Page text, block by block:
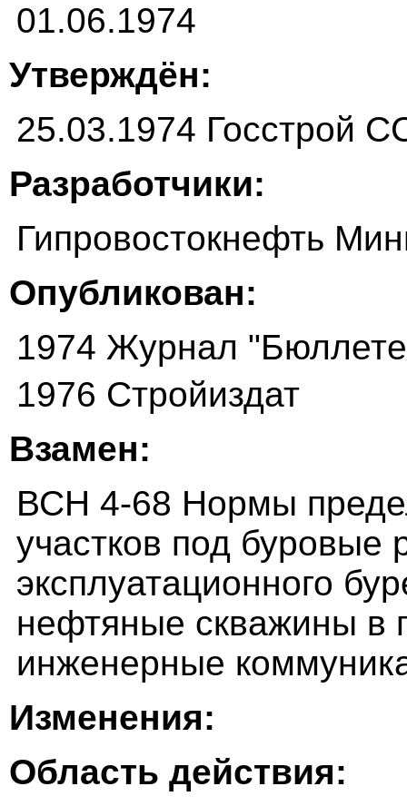
01.06.1974
Утверждён:
25.03.1974 Госстрой
Разработчики:
Гипровостокнефть
Опубликован:
1974 Журнал
1976 Стройиздат
Взамен:
ВСН 4-68 Нормы
участков под буровые
эксплуатационного
нефтяные скважины в
инженерные
Изменения:
Область действия: